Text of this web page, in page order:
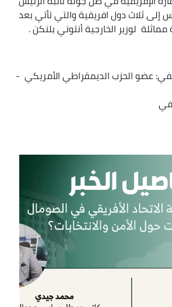
إلى ثلاث دول افريقية والتي تأتي بعد
لوزير الخارجية أنتوني بلنكن .
عضو الحزب الديمقراطي الأمريكي -